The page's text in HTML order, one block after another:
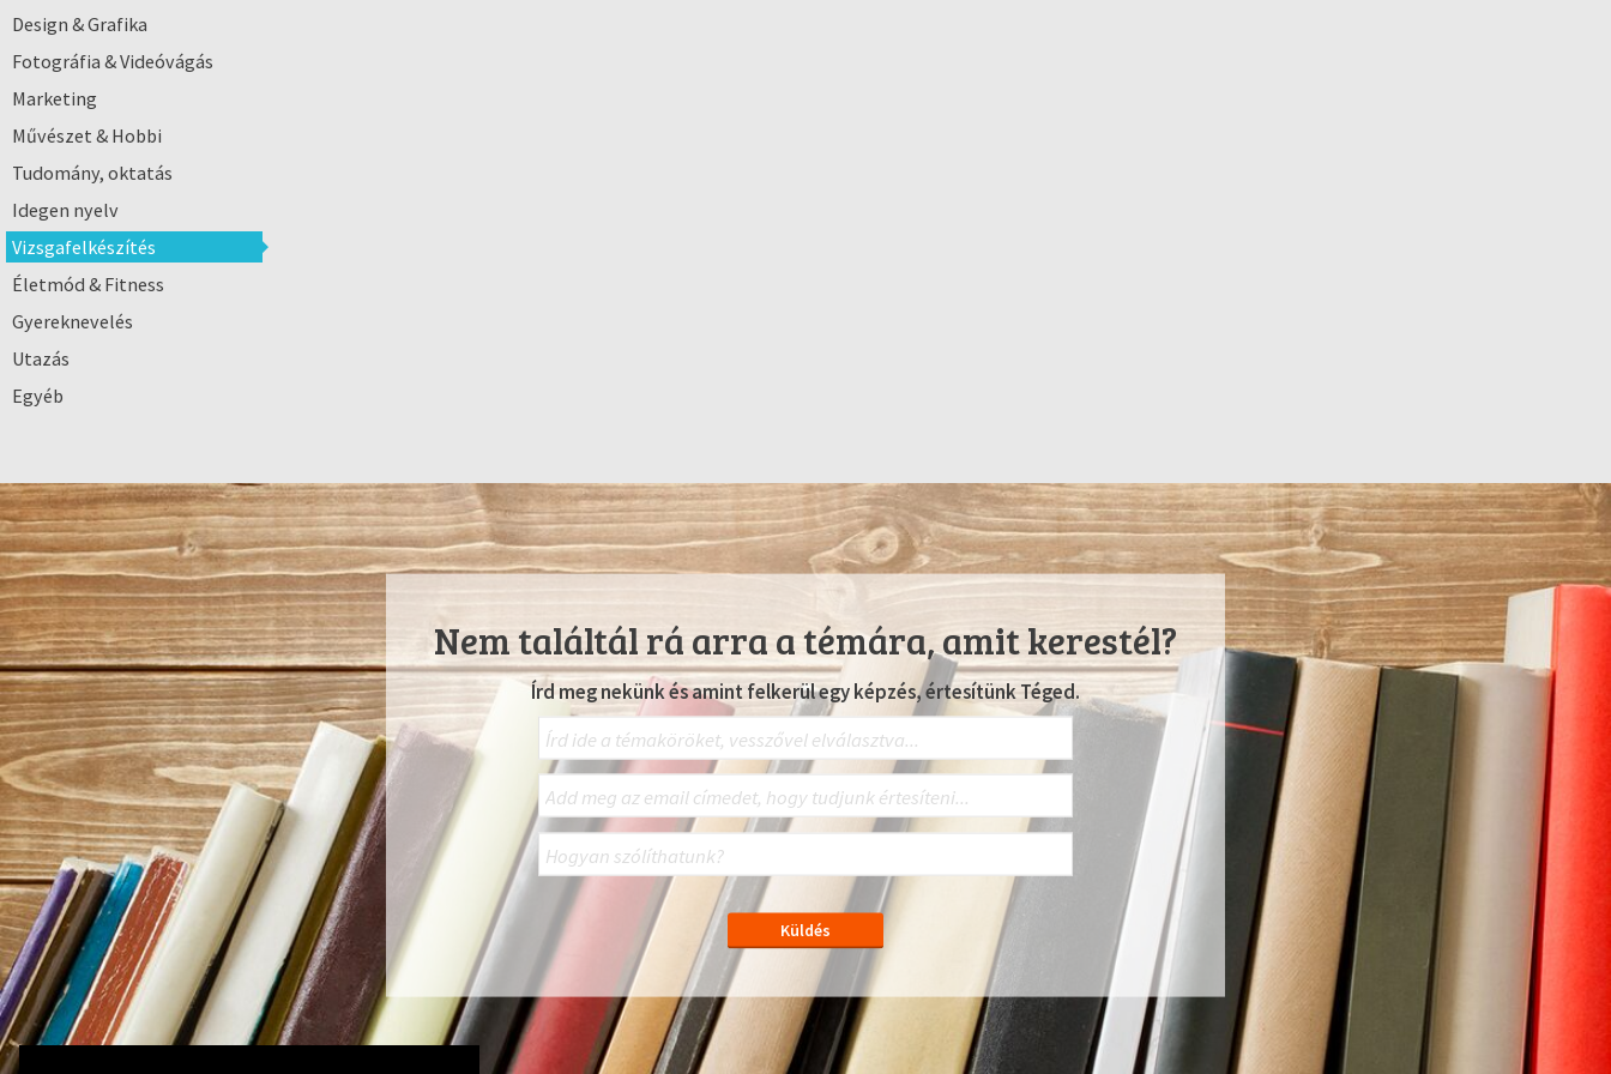
Design & Grafika
Fotográfia & Videóvágás
Marketing
Művészet & Hobbi
Tudomány, oktatás
Idegen nyelv
Vizsgafelkészítés
Életmód & Fitness
Gyereknevelés
Utazás
Egyéb
Nem találtál rá arra a témára, amit kerestél?
Írd meg nekünk és amint felkerül egy képzés, értesítünk Téged.